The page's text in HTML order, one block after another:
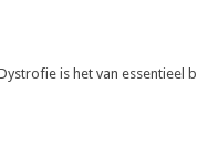
is het van essentieel